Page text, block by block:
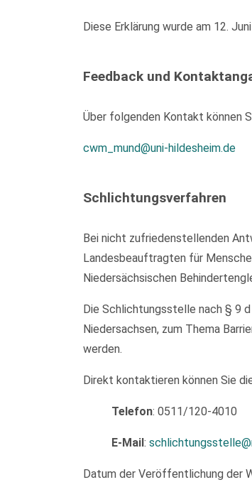
Diese Erklärung wurde am 12.
Feedback und
Über folgenden Kontakt können
cwm_mund@uni-hildesheim.de
Schlichtungsverfahren
Bei nicht zufriedenstellenden
Landesbeauftragten für
Niedersächsischen
Die Schlichtungsstelle nach § 9
Niedersachsen, zum Thema
werden.
Direkt kontaktieren können Sie
Telefon: 0511/120-4010
E-Mail :
Datum der Veröffentlichung der